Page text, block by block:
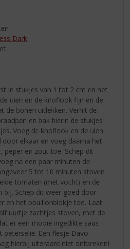
Dark
in stukjes van 1 tot 2 cm en het
uien en de knoflook fijn en de
de bonen uitlekken. Verhit de
en bak hierin de stukjes
Voeg de knoflook en de uien
elkaar en voeg daarna het
peper en zout toe. Schep dit
na een paar minuten de
5 tot 10 minuten stoven
tomaten (met vocht) en de
bij. Schep dit weer goed door
en het bouillonblokje toe. Laat
uurtje zachtjes stoven, met de
er een mooie ingedikte saus
peterselie. Een flesje Davo
hierbij uiteraard niet ontbreken!